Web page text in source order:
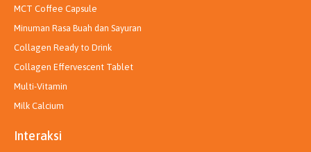
MCT Coffee Capsule
Minuman Rasa Buah dan Sayuran
Collagen Ready to Drink
Collagen Effervescent Tablet
Multi-Vitamin
Milk Calcium
Interaksi